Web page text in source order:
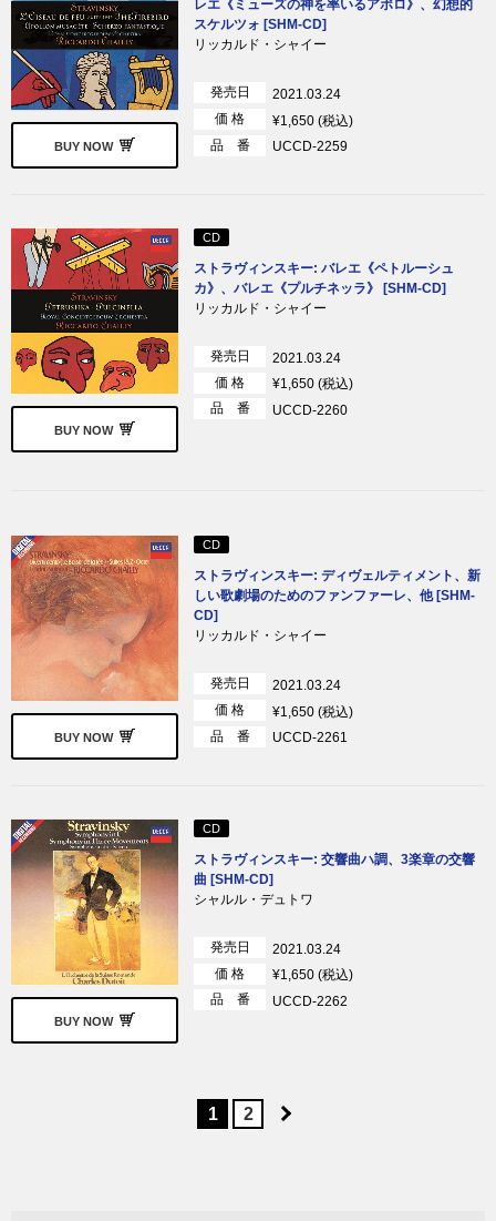
BUY NOW
レエ《ミューズの神を率いるアポロ》、幻想的
スケルツォ [SHM-CD]
リッカルド・シャイー
発売日
2021.03.24
価 格
¥1,650 (税込)
品 番
UCCD-2259
BUY NOW
CD
ストラヴィンスキー: バレエ《ペトルーシュ
カ》、バレエ《プルチネッラ》 [SHM-CD]
リッカルド・シャイー
発売日
2021.03.24
価 格
¥1,650 (税込)
品 番
UCCD-2260
BUY NOW
CD
ストラヴィンスキー: ディヴェルティメント、新
しい歌劇場のためのファンファーレ、他 [SHM-
CD]
リッカルド・シャイー
発売日
2021.03.24
価 格
¥1,650 (税込)
品 番
UCCD-2261
BUY NOW
CD
ストラヴィンスキー: 交響曲ハ調、3楽章の交響
曲 [SHM-CD]
シャルル・デュトワ
発売日
2021.03.24
価 格
¥1,650 (税込)
品 番
UCCD-2262
1 2